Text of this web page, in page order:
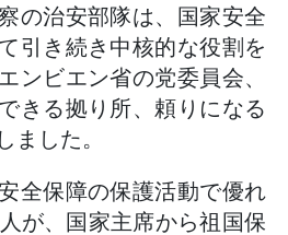
の治安部隊は、国家安全
引き続き中核的な役割を
ンビエン省の党委員会、
きる拠り所、頼りになる
ました。
全保障の保護活動で優れ
が、国家主席から祖国保